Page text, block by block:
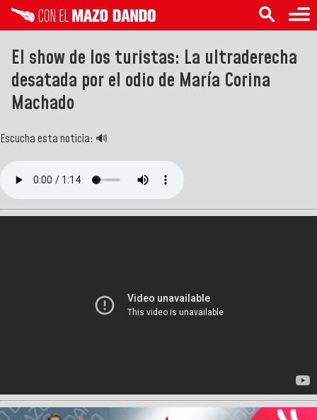
El show de los turistas: La ultraderecha
desatada por el odio de María Corina
Machado
Escucha esta noticia: 🔊